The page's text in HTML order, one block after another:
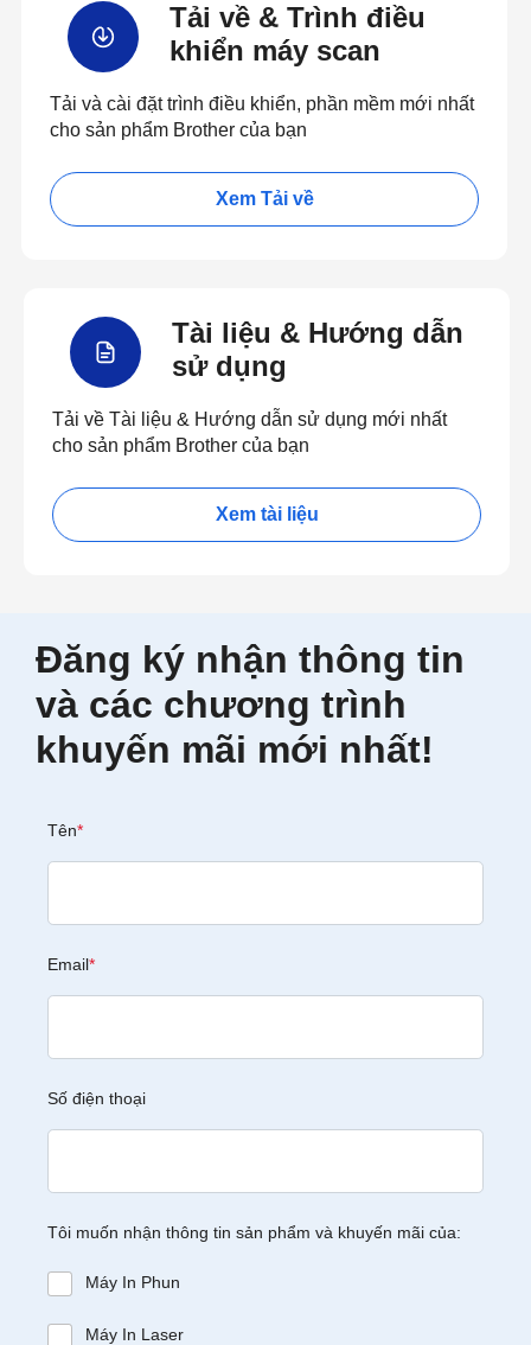
Tải về & Trình điều
khiển máy scan
Tải và cài đặt trình điều khiển, phần mềm mới nhất
cho sản phẩm Brother của bạn
Xem Tải về
Tài liệu & Hướng dẫn
sử dụng
Tải về Tài liệu & Hướng dẫn sử dụng mới nhất
cho sản phẩm Brother của bạn
Xem tài liệu
Đăng ký nhận thông tin
và các chương trình
khuyến mãi mới nhất!
Tên*
Email*
Số điện thoại
Tôi muốn nhận thông tin sản phẩm và khuyến mãi của:
Máy In Phun
Máy In Laser